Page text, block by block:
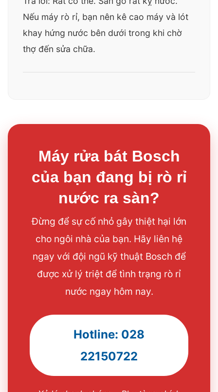
Nếu máy rò rỉ, bạn nên kê cao máy và lót
khay hứng nước bên dưới trong khi chờ
thợ đến sửa chữa.
Máy rửa bát Bosch
của bạn đang bị rò rỉ
nước ra sàn?
Đừng để sự cố nhỏ gây thiệt hại lớn
cho ngôi nhà của bạn. Hãy liên hệ
ngay với đội ngũ kỹ thuật Bosch để
được xử lý triệt để tình trạng rò rỉ
nước ngay hôm nay.
Hotline: 028
22150722